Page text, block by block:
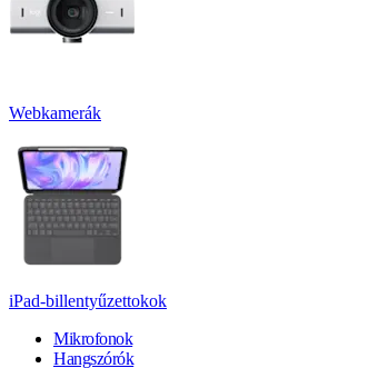
Webkamerák
iPad-billentyűzettokok
Mikrofonok
Hangszórók